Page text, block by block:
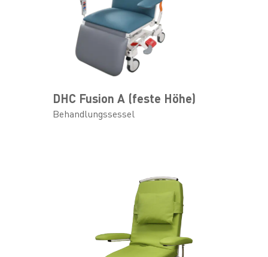
DHC Fusion A (feste Höhe)
Behandlungssessel